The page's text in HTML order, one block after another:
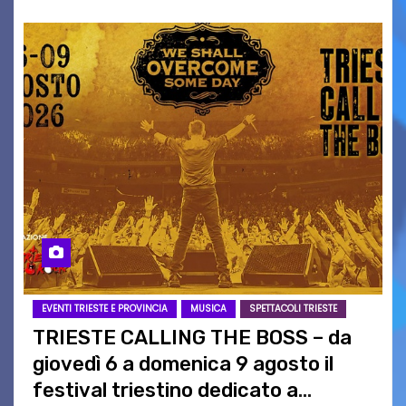
EVENTI TRIESTE E PROVINCIA MUSICA SPETTACOLI TRIESTE
TRIESTE CALLING THE BOSS – da
giovedì 6 a domenica 9 agosto il
festival triestino dedicato a